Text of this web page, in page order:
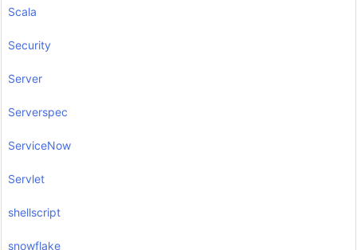
Scala
Security
Server
Serverspec
ServiceNow
Servlet
shellscript
snowflake